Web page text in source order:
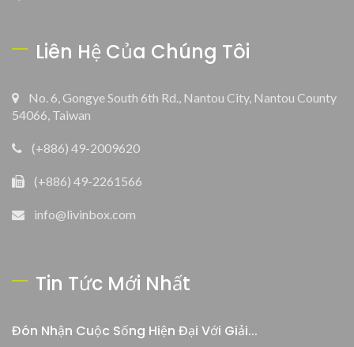
Liên Hệ Của Chúng Tôi
No. 6, Gongye South 6th Rd., Nantou City, Nantou County
54066, Taiwan
(+886) 49-2009620
(+886) 49-2261566
info@livinbox.com
Tin Tức Mới Nhất
Đón Nhận Cuộc Sống Hiện Đại Với Giải...